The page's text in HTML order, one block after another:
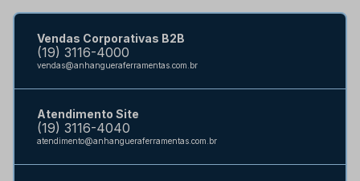
Vendas Corporativas B2B
(19) 3116-4000
vendas@anhangueraferramentas.com.br
Atendimento Site
(19) 3116-4040
atendimento@anhangueraferramentas.com.br